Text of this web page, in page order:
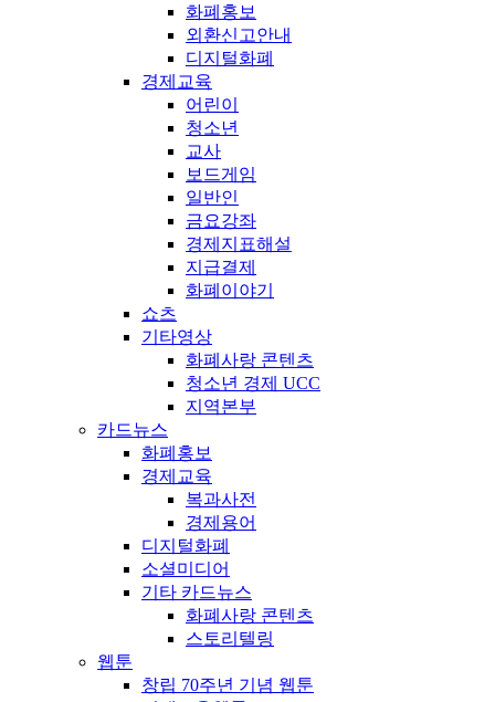
화폐홍보
외환신고안내
디지털화폐
경제교육
어린이
청소년
교사
보드게임
일반인
금요강좌
경제지표해설
지급결제
화폐이야기
쇼츠
기타영상
화폐사랑 콘텐츠
청소년 경제 UCC
지역본부
카드뉴스
화폐홍보
경제교육
복과사전
경제용어
디지털화폐
소셜미디어
기타 카드뉴스
화폐사랑 콘텐츠
스토리텔링
웹툰
창립 70주년 기념 웹툰